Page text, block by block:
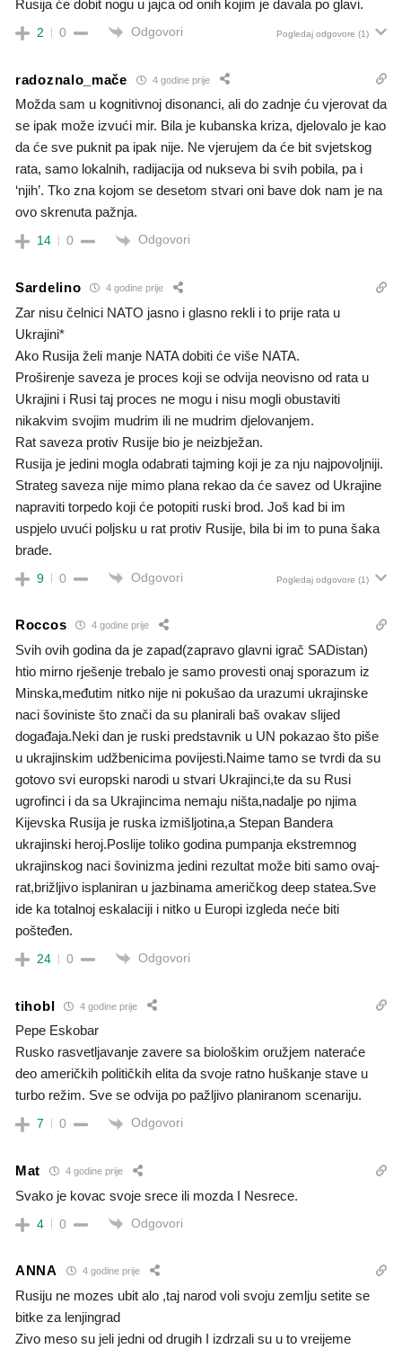
Rusija će dobit nogu u jajca od onih kojim je davala po glavi.
2 0 Odgovori Pogledaj odgovore (1)
radoznalo_mače 4 godine prije
Možda sam u kognitivnoj disonanci, ali do zadnje ću vjerovat da
se ipak može izvući mir. Bila je kubanska kriza, djelovalo je kao
da će sve puknit pa ipak nije. Ne vjerujem da će bit svjetskog
rata, samo lokalnih, radijacija od nukseva bi svih pobila, pa i
‘njih’. Tko zna kojom se desetom stvari oni bave dok nam je na
ovo skrenuta pažnja.
14 0 Odgovori
Sardelino 4 godine prije
Zar nisu čelnici NATO jasno i glasno rekli i to prije rata u
Ukrajini*
Ako Rusija želi manje NATA dobiti će više NATA.
Proširenje saveza je proces koji se odvija neovisno od rata u
Ukrajini i Rusi taj proces ne mogu i nisu mogli obustaviti
nikakvim svojim mudrim ili ne mudrim djelovanjem.
Rat saveza protiv Rusije bio je neizbježan.
Rusija je jedini mogla odabrati tajming koji je za nju najpovoljniji.
Strateg saveza nije mimo plana rekao da će savez od Ukrajine
napraviti torpedo koji će potopiti ruski brod. Još kad bi im
uspjelo uvući poljsku u rat protiv Rusije, bila bi im to puna šaka
brade.
9 0 Odgovori Pogledaj odgovore (1)
Roccos 4 godine prije
Svih ovih godina da je zapad(zapravo glavni igrač SADistan)
htio mirno rješenje trebalo je samo provesti onaj sporazum iz
Minska,međutim nitko nije ni pokušao da urazumi ukrajinske
naci šoviniste što znači da su planirali baš ovakav slijed
događaja.Neki dan je ruski predstavnik u UN pokazao što piše
u ukrajinskim udžbenicima povijesti.Naime tamo se tvrdi da su
gotovo svi europski narodi u stvari Ukrajinci,te da su Rusi
ugrofinci i da sa Ukrajincima nemaju ništa,nadalje po njima
Kijevska Rusija je ruska izmišljotina,a Stepan Bandera
ukrajinski heroj.Poslije toliko godina pumpanja ekstremnog
ukrajinskog naci šovinizma jedini rezultat može biti samo ovaj-
rat,brižljivo isplaniran u jazbinama američkog deep statea.Sve
ide ka totalnoj eskalaciji i nitko u Europi izgleda neće biti
pošteđen.
24 0 Odgovori
tihobl 4 godine prije
Pepe Eskobar
Rusko rasvetljavanje zavere sa biološkim oružjem nateraće
deo američkih političkih elita da svoje ratno huškanje stave u
turbo režim. Sve se odvija po pažljivo planiranom scenariju.
7 0 Odgovori
Mat 4 godine prije
Svako je kovac svoje srece ili mozda I Nesrece.
4 0 Odgovori
ANNA 4 godine prije
Rusiju ne mozes ubit alo ,taj narod voli svoju zemlju setite se
bitke za lenjingrad
Zivo meso su jeli jedni od drugih I izdrzali su u to vreijeme